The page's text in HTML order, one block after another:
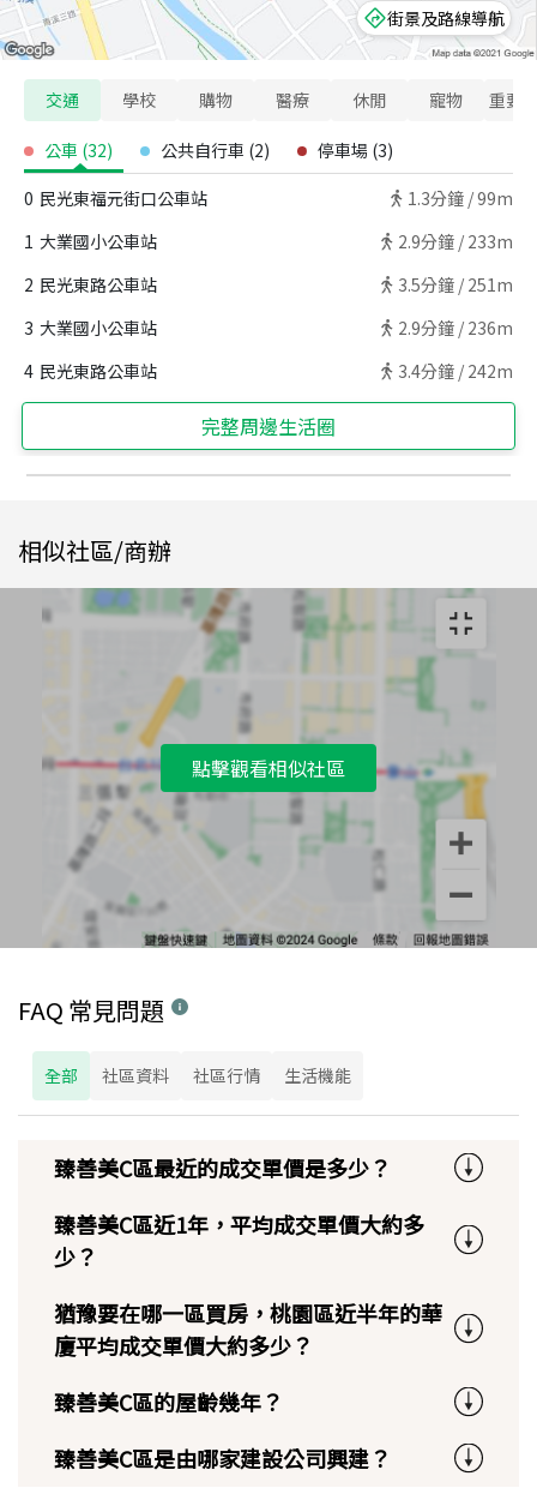
街景及路線導航
交通 學校 購物 醫療 休閒 寵物 重要
公車 (32) 公共自行車 (2) 停車場 (3)
0 民光東福元街口公車站 1.3分鐘 /99m
1 大業國小公車站 2.9分鐘 / 233m
2 民光東路公車站 3.5分鐘 / 251m
3 大業國小公車站 2.9分鐘 / 236m
4 民光東路公車站 3.4分鐘 / 242m
完整周邊生活圈
相似社區/商辦
點擊觀看相似社區
FAQ 常見問題
全部 社區資料 社區行情 生活機能
臻善美C區最近的成交單價是多少？
臻善美C區近1年，平均成交單價大約多
少？
猶豫要在哪一區買房，桃園區近半年的華
廈平均成交單價大約多少？
臻善美C區的屋齡幾年？
臻善美C區是由哪家建設公司興建？